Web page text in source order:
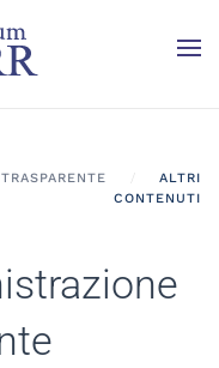
ALTRI
CONTENUTI